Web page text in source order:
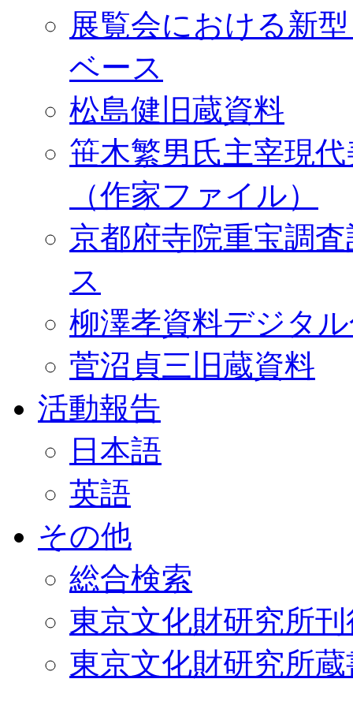
展覧会における新
ベース
松島健旧蔵資料
笹木繁男氏主宰現
（作家ファイル）
京都府寺院重宝調
ス
柳澤孝資料デジタ
菅沼貞三旧蔵資料
活動報告
日本語
英語
その他
総合検索
東京文化財研究所
東京文化財研究所